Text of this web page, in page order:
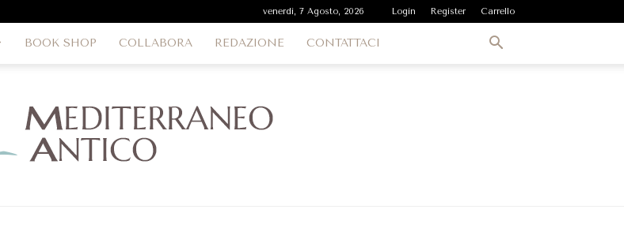
venerdì, 7 Agosto, 2026 Login Register Carrello
BOOK SHOP COLLABORA REDAZIONE CONTATTACI